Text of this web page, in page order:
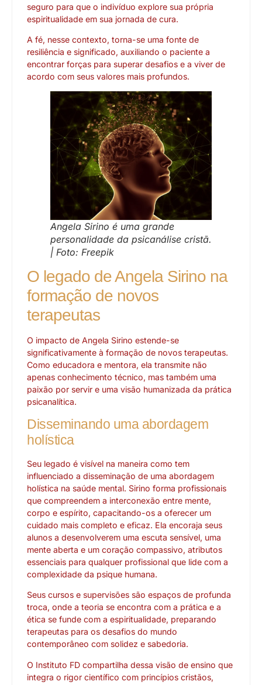
seguro para que o indivíduo explore sua própria
espiritualidade em sua jornada de cura.
A fé, nesse contexto, torna-se uma fonte de
resiliência e significado, auxiliando o paciente a
encontrar forças para superar desafios e a viver de
acordo com seus valores mais profundos.
Angela Sirino é uma grande
personalidade da psicanálise cristã.
| Foto: Freepik
O legado de Angela Sirino na
formação de novos
terapeutas
O impacto de Angela Sirino estende-se
significativamente à formação de novos terapeutas.
Como educadora e mentora, ela transmite não
apenas conhecimento técnico, mas também uma
paixão por servir e uma visão humanizada da prática
psicanalítica.
Disseminando uma abordagem
holística
Seu legado é visível na maneira como tem
influenciado a disseminação de uma abordagem
holística na saúde mental. Sirino forma profissionais
que compreendem a interconexão entre mente,
corpo e espírito, capacitando-os a oferecer um
cuidado mais completo e eficaz. Ela encoraja seus
alunos a desenvolverem uma escuta sensível, uma
mente aberta e um coração compassivo, atributos
essenciais para qualquer profissional que lide com a
complexidade da psique humana.
Seus cursos e supervisões são espaços de profunda
troca, onde a teoria se encontra com a prática e a
ética se funde com a espiritualidade, preparando
terapeutas para os desafios do mundo
contemporâneo com solidez e sabedoria.
O Instituto FD compartilha dessa visão de ensino que
integra o rigor científico com princípios cristãos,